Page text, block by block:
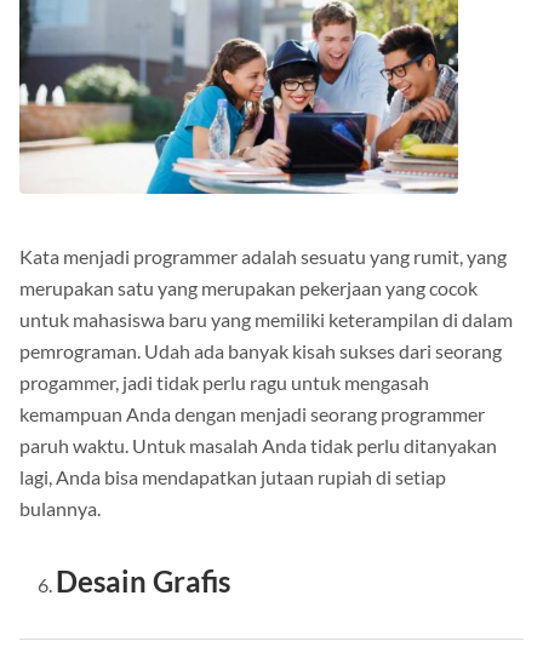
Kata menjadi programmer adalah sesuatu yang rumit, yang
merupakan satu yang merupakan pekerjaan yang cocok
untuk mahasiswa baru yang memiliki keterampilan di dalam
pemrograman. Udah ada banyak kisah sukses dari seorang
progammer, jadi tidak perlu ragu untuk mengasah
kemampuan Anda dengan menjadi seorang programmer
paruh waktu. Untuk masalah Anda tidak perlu ditanyakan
lagi, Anda bisa mendapatkan jutaan rupiah di setiap
bulannya.
Desain Grafis